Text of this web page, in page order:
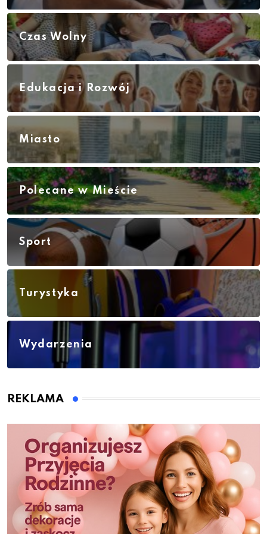
Czas Wolny
Edukacja i Rozwój
Miasto
Polecane w Mieście
Sport
Turystyka
Wydarzenia
REKLAMA